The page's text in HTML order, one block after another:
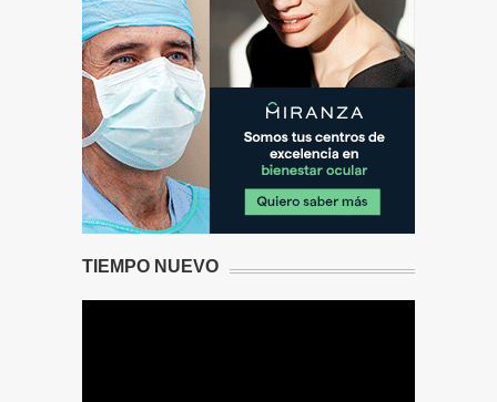
TIEMPO NUEVO